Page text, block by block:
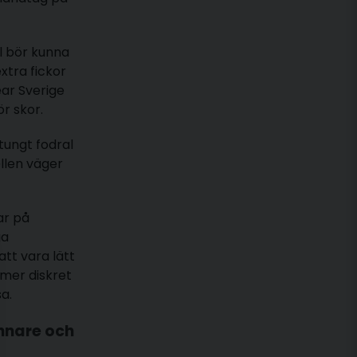
kunna
fickor
Sverige
skor.
fodral
väger
på
vara lätt
diskret
och